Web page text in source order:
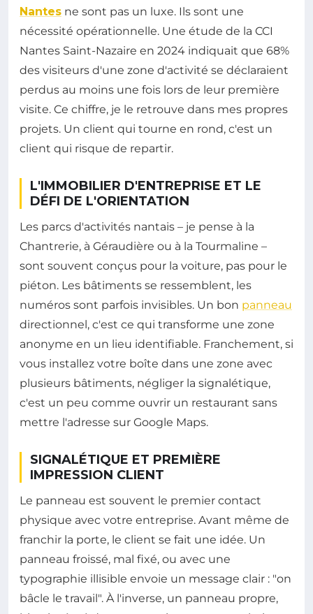
Nantes ne sont pas un luxe. Ils sont une
nécessité opérationnelle. Une étude de la CCI
Nantes Saint-Nazaire en 2024 indiquait que 68%
des visiteurs d'une zone d'activité se déclaraient
perdus au moins une fois lors de leur première
visite. Ce chiffre, je le retrouve dans mes propres
projets. Un client qui tourne en rond, c'est un
client qui risque de repartir.
L'IMMOBILIER D'ENTREPRISE ET LE
DÉFI DE L'ORIENTATION
Les parcs d'activités nantais – je pense à la
Chantrerie, à Géraudière ou à la Tourmaline –
sont souvent conçus pour la voiture, pas pour le
piéton. Les bâtiments se ressemblent, les
numéros sont parfois invisibles. Un bon panneau
directionnel, c'est ce qui transforme une zone
anonyme en un lieu identifiable. Franchement, si
vous installez votre boîte dans une zone avec
plusieurs bâtiments, négliger la signalétique,
c'est un peu comme ouvrir un restaurant sans
mettre l'adresse sur Google Maps.
SIGNALÉTIQUE ET PREMIÈRE
IMPRESSION CLIENT
Le panneau est souvent le premier contact
physique avec votre entreprise. Avant même de
franchir la porte, le client se fait une idée. Un
panneau froissé, mal fixé, ou avec une
typographie illisible envoie un message clair : "on
bâcle le travail". À l'inverse, un panneau propre,